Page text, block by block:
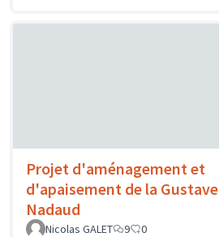
Projet d'aménagement et
d'apaisement de la Gustave
Nadaud
Nicolas GALET 9 0